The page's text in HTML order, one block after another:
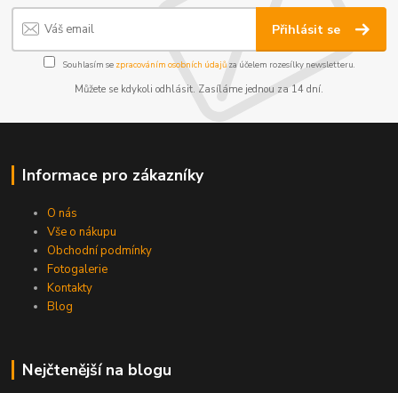
Přihlásit se
Souhlasím se zpracováním osobních údajůza účelem rozesílky newsletteru.
Můžete se kdykoli odhlásit. Zasíláme jednou za 14 dní.
Informace pro zákazníky
O nás
Vše o nákupu
Obchodní podmínky
Fotogalerie
Kontakty
Blog
Nejčtenější na blogu